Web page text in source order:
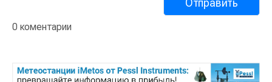
0 коментарии